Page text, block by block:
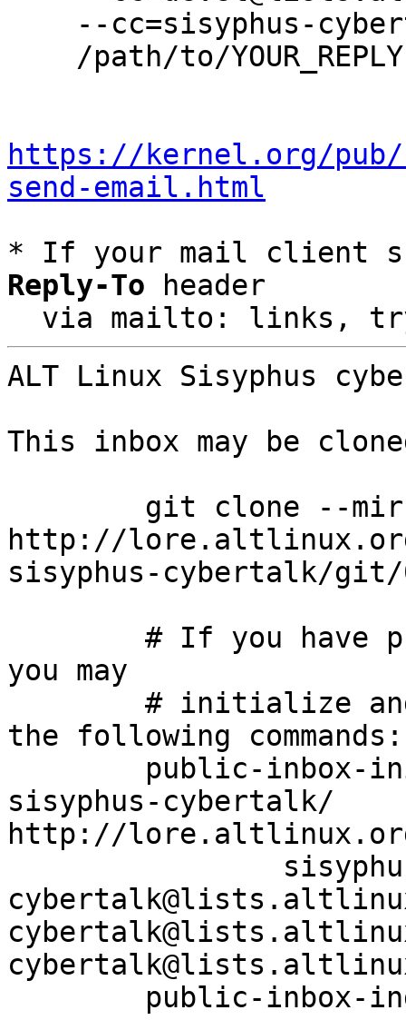
https://kernel.org/
send-email.html
* If your mail client
Reply-To header
via mailto: links,
ALT Linux Sisyphus
This inbox may be
http://
sisyphus-cybertalk/
you may
the following commands:
sisyphus-cybertalk/
http://